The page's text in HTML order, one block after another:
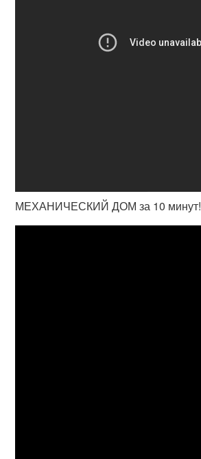
МЕХАНИЧЕСКИЙ ДОМ за 10 минут!